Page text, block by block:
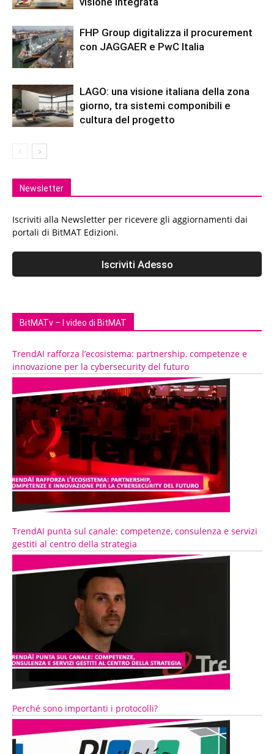
FHP Group digitalizza il procurement
con JAGGAER e PwC Italia
LAGO: una visione italiana della zona
giorno, tra sistemi componibili e
cultura del progetto
Newsletter
Iscriviti alla Newsletter per ricevere gli aggiornamenti dai
portali di BitMAT Edizioni.
BitMATv – I video di BitMAT
TrendAI rafforza l’ecosistema: partnership, competenze e
innovazione per la cybersecurity del futuro
TrendAI punta sul canale: competenze, consulenza e servizi
gestiti al centro della strategia
Perché sono importanti i protocolli?